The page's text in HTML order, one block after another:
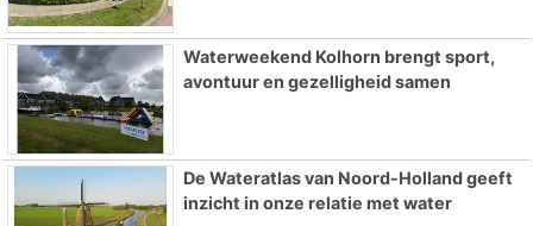
Waterweekend Kolhorn brengt sport,
avontuur en gezelligheid samen
De Wateratlas van Noord-Holland geeft
inzicht in onze relatie met water